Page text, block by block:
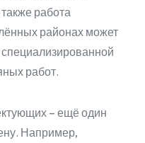
работа
районах может
работ.
– ещё один
Например,